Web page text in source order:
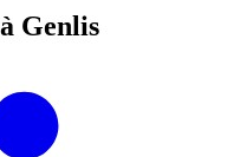
Genlis